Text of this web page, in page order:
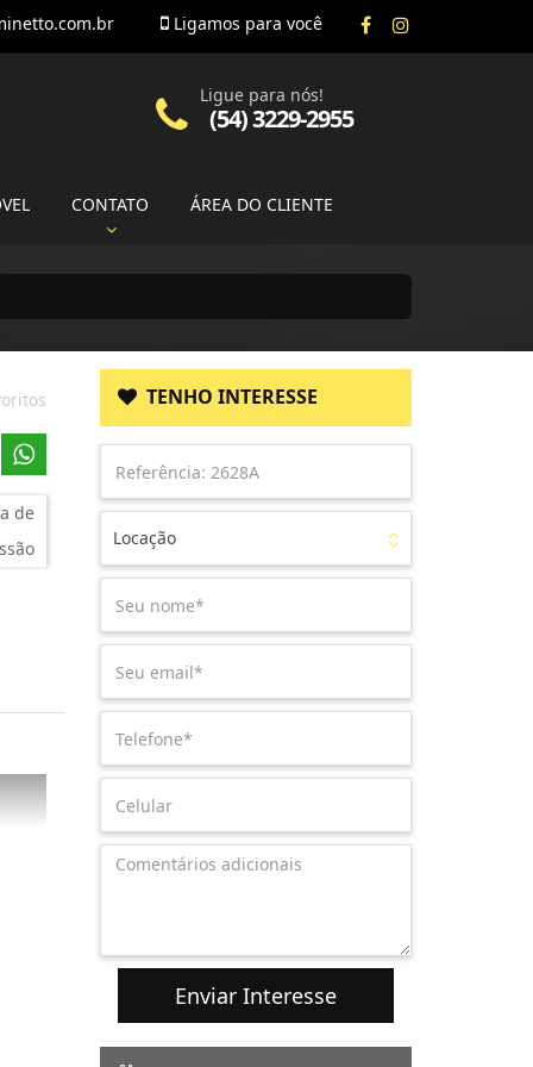
Ligamos para você
CONTATO ÁREA DO CLIENTE
Ligue para nós!
(54) 3229-2955
de
TENHO INTERESSE
Locação
Enviar Interesse